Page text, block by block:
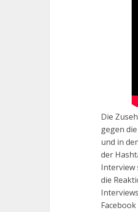
Die
gegen
und in
der
Interview
die